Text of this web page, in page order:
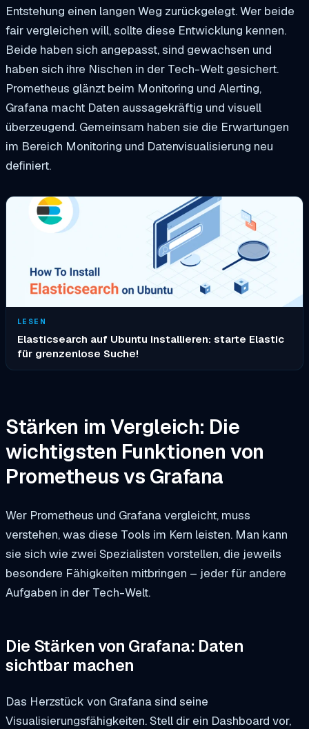
Entstehung einen langen Weg zurückgelegt. Wer beide
fair vergleichen will, sollte diese Entwicklung kennen.
Beide haben sich angepasst, sind gewachsen und
haben sich ihre Nischen in der Tech-Welt gesichert.
Prometheus glänzt beim Monitoring und Alerting,
Grafana macht Daten aussagekräftig und visuell
überzeugend. Gemeinsam haben sie die Erwartungen
im Bereich Monitoring und Datenvisualisierung neu
definiert.
LESEN
Elasticsearch auf Ubuntu installieren: starte Elastic
für grenzenlose Suche!
Stärken im Vergleich: Die
wichtigsten Funktionen von
Prometheus vs Grafana
Wer Prometheus und Grafana vergleicht, muss
verstehen, was diese Tools im Kern leisten. Man kann
sie sich wie zwei Spezialisten vorstellen, die jeweils
besondere Fähigkeiten mitbringen – jeder für andere
Aufgaben in der Tech-Welt.
Die Stärken von Grafana: Daten
sichtbar machen
Das Herzstück von Grafana sind seine
Visualisierungsfähigkeiten. Stell dir ein Dashboard vor,